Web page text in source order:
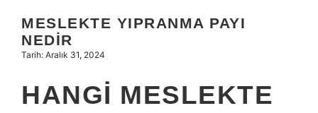
Hakkımızda
MESLEKTE YIPRANMA PAYI
NEDIR
Tarih: Aralık 31, 2024
HANGI MESLEKTE